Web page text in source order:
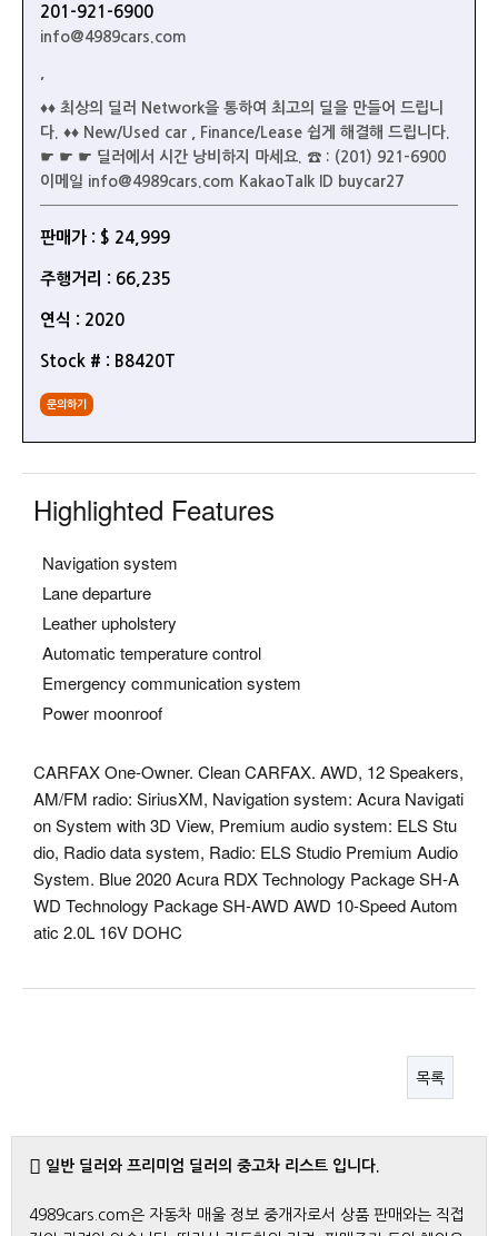
201-921-6900
info@4989cars.com
♦♦ 최상의 딜러 Network을 통하여 최고의 딜을 만들어 드립니
다. ♦♦ New/Used car , Finance/Lease 쉽게 해결해 드립니다.
☛ ☛ ☛ 딜러에서 시간 낭비하지 마세요. ☎ : (201) 921-6900
이메일 info@4989cars.com KakaoTalk ID buycar27
판매가 : $ 24,999
주행거리 : 66,235
연식 : 2020
Stock # : B8420T
문의하기
Highlighted Features
Navigation system
Lane departure
Leather upholstery
Automatic temperature control
Emergency communication system
Power moonroof
CARFAX One-Owner. Clean CARFAX. AWD, 12 Speakers,
AM/FM radio: SiriusXM, Navigation system: Acura Navigati
on System with 3D View, Premium audio system: ELS Stu
dio, Radio data system, Radio: ELS Studio Premium Audio
System. Blue 2020 Acura RDX Technology Package SH-A
WD Technology Package SH-AWD AWD 10-Speed Autom
atic 2.0L 16V DOHC
목록
일반 딜러와 프리미엄 딜러의 중고차 리스트 입니다.
4989cars.com은 자동차 매울 정보 중개자로서 상품 판매와는 직접